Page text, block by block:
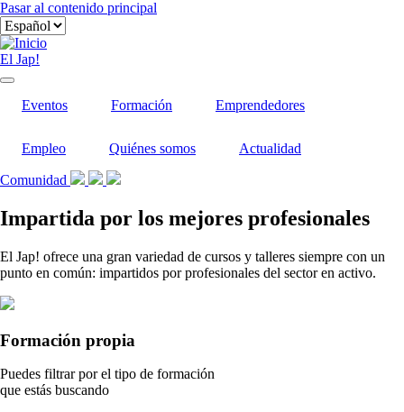
Pasar al contenido principal
El Jap!
Eventos Formación Emprendedores
Empleo Quiénes somos Actualidad
Comunidad
Impartida por los mejores profesionales
El Jap! ofrece una gran variedad de cursos y talleres siempre con un
punto en común: impartidos por profesionales del sector en activo.
Formación propia
Puedes filtrar por el tipo de formación
que estás buscando